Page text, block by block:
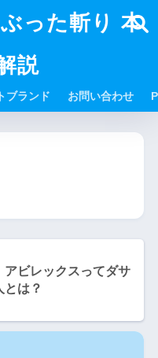
った斬り 本
説
ブランド お問い合わせ
アビレックスってダサ
とは？